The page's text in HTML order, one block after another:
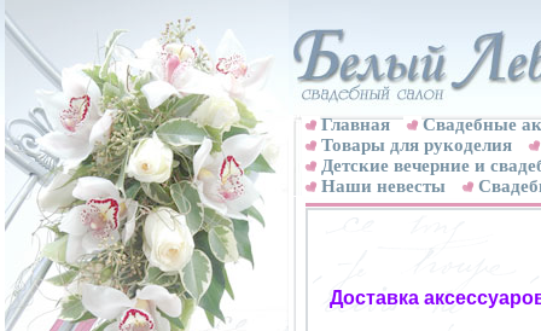
Главная
Свадебные
Товары для рукоделия
Детские вечерние и
Наши невесты
Доставка